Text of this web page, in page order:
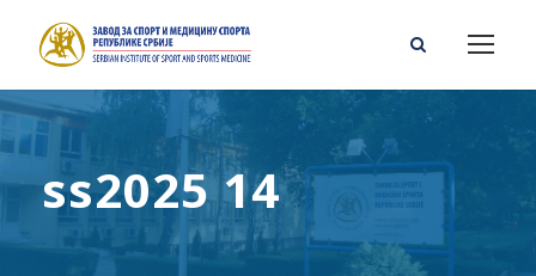
ss2025 14